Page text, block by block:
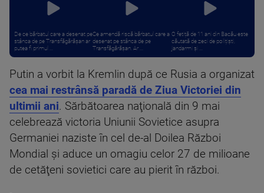
De ce bărbatul care a desenat pe
stânca de pe Transfăgărășan ar
putea fi primul ...
Ce amendă riscă bărbatul care a
desenat pe stânca de pe
Transfăgărășan. Ar ...
O fetiță de 11 ani din Bacău este
căutată de zeci de polițiști,
jandarmi și ...
Putin a vorbit la Kremlin după ce Rusia a organizat
cea mai restrânsă paradă de Ziua Victoriei din
ultimii ani. Sărbătoarea naţională din 9 mai
celebrează victoria Uniunii Sovietice asupra
Germaniei naziste în cel de-al Doilea Război
Mondial şi aduce un omagiu celor 27 de milioane
de cetăţeni sovietici care au pierit în război.